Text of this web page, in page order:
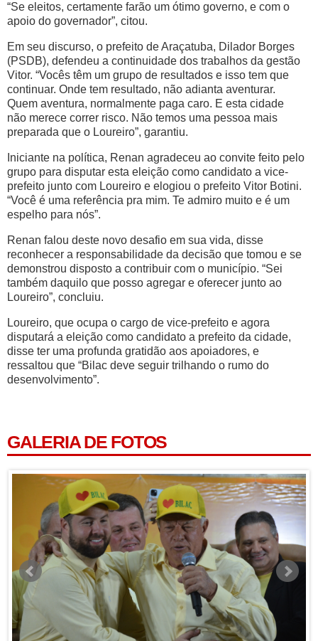
“Se eleitos, certamente farão um ótimo governo, e com o
apoio do governador”, citou.
Em seu discurso, o prefeito de Araçatuba, Dilador Borges
(PSDB), defendeu a continuidade dos trabalhos da gestão
Vitor. “Vocês têm um grupo de resultados e isso tem que
continuar. Onde tem resultado, não adianta aventurar.
Quem aventura, normalmente paga caro. E esta cidade
não merece correr risco. Não temos uma pessoa mais
preparada que o Loureiro”, garantiu.
Iniciante na política, Renan agradeceu ao convite feito pelo
grupo para disputar esta eleição como candidato a vice-
prefeito junto com Loureiro e elogiou o prefeito Vitor Botini.
“Você é uma referência pra mim. Te admiro muito e é um
espelho para nós”.
Renan falou deste novo desafio em sua vida, disse
reconhecer a responsabilidade da decisão que tomou e se
demonstrou disposto a contribuir com o município. “Sei
também daquilo que posso agregar e oferecer junto ao
Loureiro”, concluiu.
Loureiro, que ocupa o cargo de vice-prefeito e agora
disputará a eleição como candidato a prefeito da cidade,
disse ter uma profunda gratidão aos apoiadores, e
ressaltou que “Bilac deve seguir trilhando o rumo do
desenvolvimento”.
GALERIA DE FOTOS